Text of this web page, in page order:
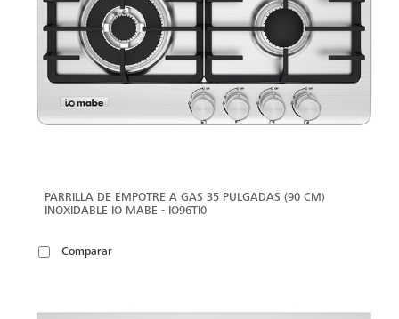
PARRILLA DE EMPOTRE A GAS 35 PULGADAS (90 CM)
INOXIDABLE IO MABE - IO96TI0
Comparar